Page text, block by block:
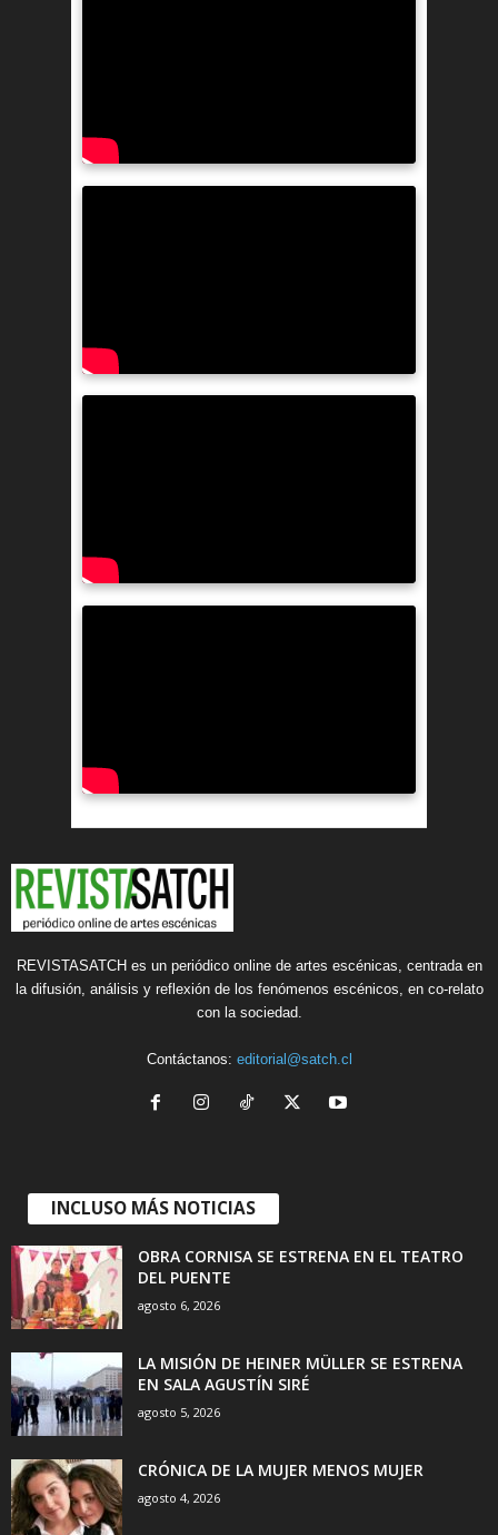
REVISTASATCH es un periódico online de artes escénicas, centrada en
la difusión, análisis y reflexión de los fenómenos escénicos, en co-relato
con la sociedad.
Contáctanos: editorial@satch.cl
INCLUSO MÁS NOTICIAS
OBRA CORNISA SE ESTRENA EN EL TEATRO
DEL PUENTE
agosto 6, 2026
LA MISIÓN DE HEINER MÜLLER SE ESTRENA
EN SALA AGUSTÍN SIRÉ
agosto 5, 2026
CRÓNICA DE LA MUJER MENOS MUJER
agosto 4, 2026